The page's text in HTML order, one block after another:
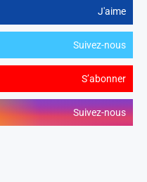
J'aime
Suivez-nous
S’abonner
Suivez-nous